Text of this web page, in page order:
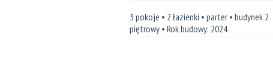
3 pokoje • 2 łazienki • parter • budynek 2
piętrowy • Rok budowy: 2024